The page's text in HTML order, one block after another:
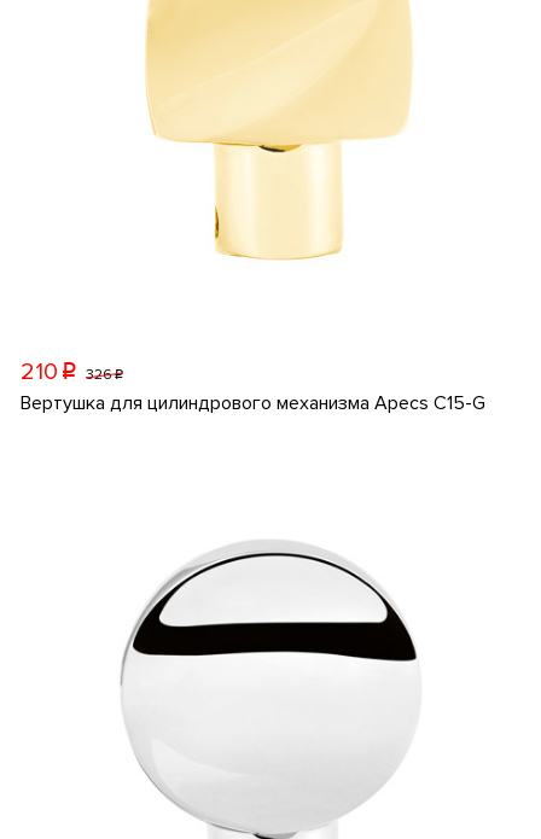
210 p 326p
Вертушка для цилиндрового механизма Apecs C15-G